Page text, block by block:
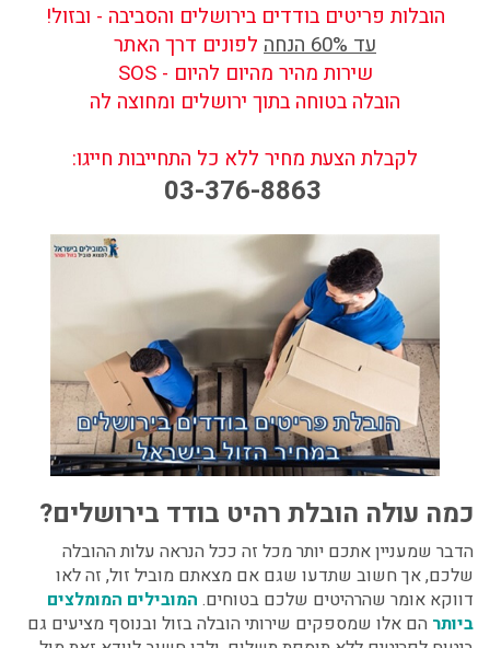
הובלות פריטים בודדים בירושלים והסביבה - ובזול!
עד 60% הנחה
לפונים דרך האתר
שירות מהיר מהיום להיום - SOS
הובלה בטוחה בתוך ירושלים ומחוצה לה
לקבלת הצעת מחיר ללא כל התחייבות חייגו:
03-376-8863
כמה עולה הובלת רהיט בודד בירושלים?
הדבר שמעניין אתכם יותר מכל זה ככל הנראה עלות ההובלה
שלכם, אך חשוב שתדעו שגם אם מצאתם מוביל זול, זה לאו
דווקא אומר שהרהיטים שלכם בטוחים. המובילים המומלצים
ביותר הם אלו שמספקים שירותי הובלה בזול ובנוסף מציעים גם